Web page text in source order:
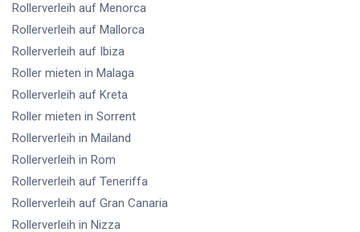
Rollerverleih auf Menorca
Rollerverleih auf Mallorca
Rollerverleih auf Ibiza
Roller mieten in Malaga
Rollerverleih auf Kreta
Roller mieten in Sorrent
Rollerverleih in Mailand
Rollerverleih in Rom
Rollerverleih auf Teneriffa
Rollerverleih auf Gran Canaria
Rollerverleih in Nizza